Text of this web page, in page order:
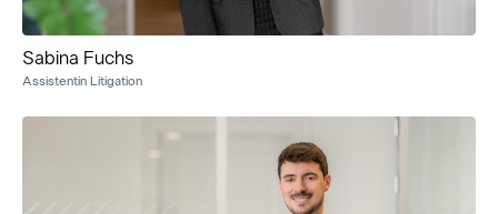
Sabina Fuchs
Assistentin Litigation